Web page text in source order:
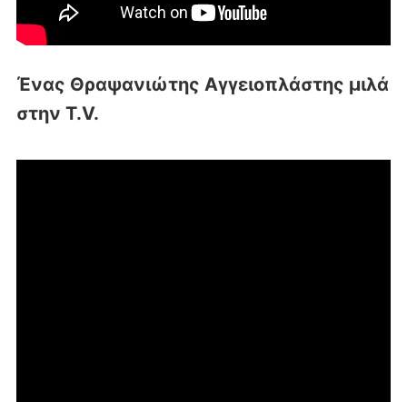
Ένας Θραψανιώτης Αγγειοπλάστης μιλά
στην T.V.